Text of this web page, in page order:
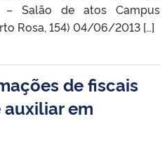
– Salão de atos Campus
Rosa, 154) 04/06/2013 […]
de fiscais
em